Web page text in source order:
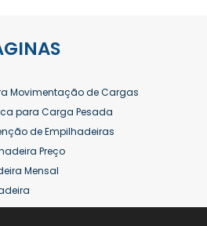
Movimentação de Cargas
para Carga Pesada
de Empilhadeiras
Preço
Mensal
a Combustão